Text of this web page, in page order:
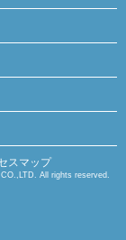
スマップ
All rights reserved.